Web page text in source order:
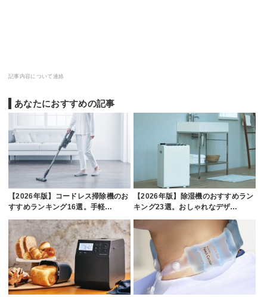
記事内容について連絡
あなたにおすすめの記事
【2026年版】コードレス掃除機のお
すすめランキング16選。手軽…
【2026年版】除湿機のおすすめラン
キング23選。おしゃれなデザ…